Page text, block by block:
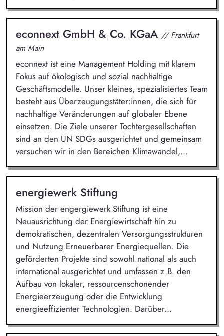
econnext GmbH & Co. KGaA // Frankfurt
am Main
econnext ist eine Management Holding mit klarem
Fokus auf ökologisch und sozial nachhaltige
Geschäftsmodelle. Unser kleines, spezialisiertes Team
besteht aus Überzeugungstäter:innen, die sich für
nachhaltige Veränderungen auf globaler Ebene
einsetzen. Die Ziele unserer Tochtergesellschaften
sind an den UN SDGs ausgerichtet und gemeinsam
versuchen wir in den Bereichen Klimawandel,...
energiewerk Stiftung
Mission der engergiewerk Stiftung ist eine
Neuausrichtung der Energiewirtschaft hin zu
demokratischen, dezentralen Versorgungsstrukturen
und Nutzung Erneuerbarer Energiequellen. Die
geförderten Projekte sind sowohl national als auch
international ausgerichtet und umfassen z.B. den
Aufbau von lokaler, ressourcenschonender
Energieerzeugung oder die Entwicklung
energieeffizienter Technologien. Darüber...